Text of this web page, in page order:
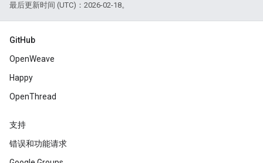
最后更新时间 (UTC)：2026-02-18。
GitHub
OpenWeave
Happy
OpenThread
支持
错误和功能请求